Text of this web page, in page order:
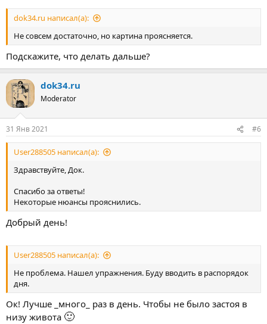
dok34.ru написал(а):
Не совсем достаточно, но картина проясняется.
Подскажите, что делать дальше?
dok34.ru
Moderator
31 Янв 2021 #6
User288505 написал(а):
Здравствуйте, Док.
Спасибо за ответы!
Некоторые нюансы прояснились.
Добрый день!
User288505 написал(а):
Не проблема. Нашел упражнения. Буду вводить в распорядок
дня.
Ок! Лучше _много_ раз в день. Чтобы не было застоя в
низу живота 🙂